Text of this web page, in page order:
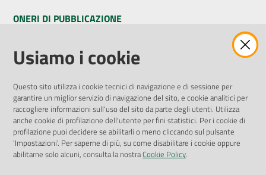
ONERI DI PUBBLICAZIONE
Amministrazione Trasparente
Pubblicità legale
Privacy Policy
Attuazione Misure PNRR
Liste di Attesa
ENTI, IMPRESE E PARTNER
Usiamo i cookie
Questo sito utilizza i cookie tecnici di navigazione e di sessione per
garantire un miglior servizio di navigazione del sito, e cookie analitici per
raccogliere informazioni sull'uso del sito da parte degli utenti. Utilizza
anche cookie di profilazione dell'utente per fini statistici. Per i cookie di
profilazione puoi decidere se abilitarli o meno cliccando sul pulsante
'Impostazioni'. Per saperne di più, su come disabilitare i cookie oppure
abilitarne solo alcuni, consulta la nostraCookie Policy.